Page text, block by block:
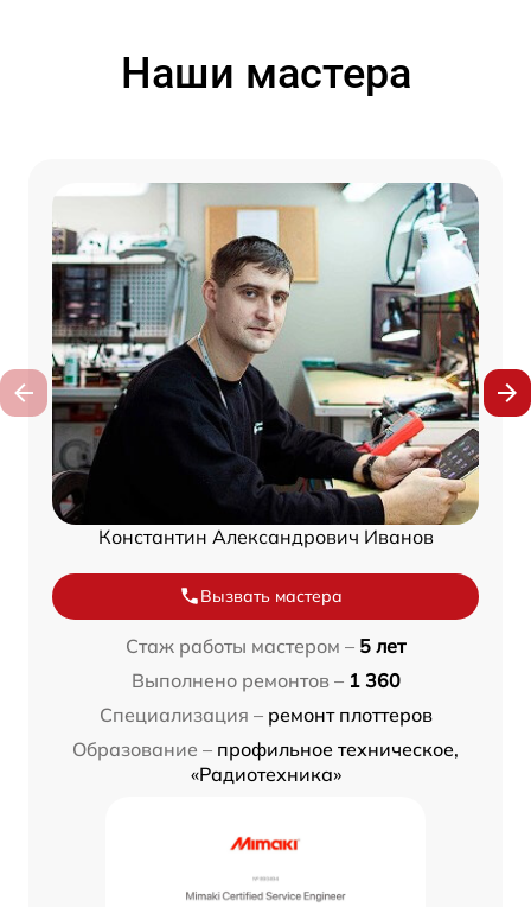
Наши мастера
Константин Александрович Иванов
Вызвать мастера
Стаж работы мастером – 5 лет
Выполнено ремонтов – 1 360
Специализация – ремонт плоттеров
Образование – профильное техническое,
«Радиотехника»